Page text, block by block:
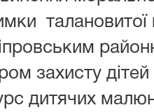
захисту
дитячих